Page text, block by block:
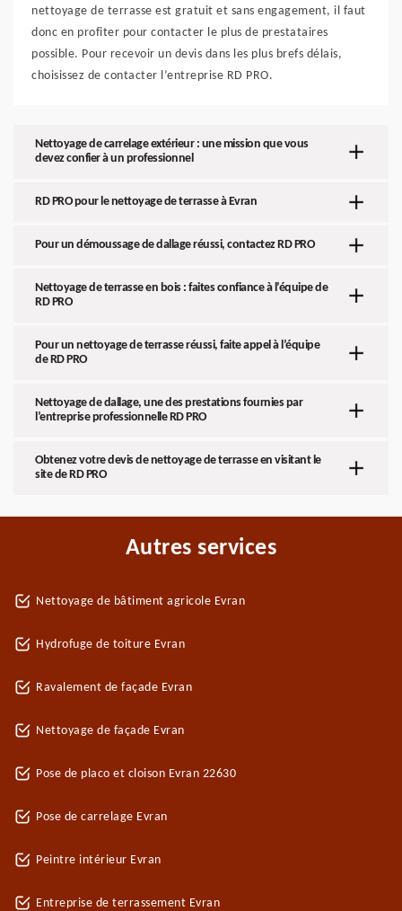
nettoyage de terrasse est gratuit et sans engagement, il faut
donc en profiter pour contacter le plus de prestataires
possible. Pour recevoir un devis dans les plus brefs délais,
choisissez de contacter l’entreprise RD PRO.
Nettoyage de carrelage extérieur : une mission que vous
devez confier à un professionnel
RD PRO pour le nettoyage de terrasse à Evran
Pour un démoussage de dallage réussi, contactez RD PRO
Nettoyage de terrasse en bois : faites confiance à l’équipe de
RD PRO
Pour un nettoyage de terrasse réussi, faite appel à l’équipe
de RD PRO
Nettoyage de dallage, une des prestations fournies par
l’entreprise professionnelle RD PRO
Obtenez votre devis de nettoyage de terrasse en visitant le
site de RD PRO
Autres services
Nettoyage de bâtiment agricole Evran
Hydrofuge de toiture Evran
Ravalement de façade Evran
Nettoyage de façade Evran
Pose de placo et cloison Evran 22630
Pose de carrelage Evran
Peintre intérieur Evran
Entreprise de terrassement Evran